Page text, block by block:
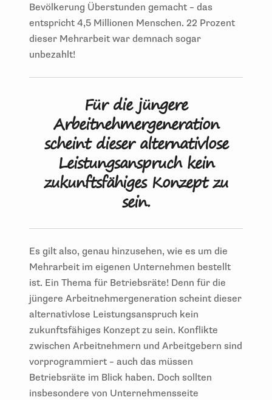
Bevölkerung Überstunden gemacht – das
entspricht 4,5 Millionen Menschen. 22 Prozent
dieser Mehrarbeit war demnach sogar
unbezahlt!
Für die jüngere
Arbeitnehmergeneration
scheint dieser alternativlose
Leistungsanspruch kein
zukunftsfähiges Konzept zu
sein.
Es gilt also, genau hinzusehen, wie es um die
Mehrarbeit im eigenen Unternehmen bestellt
ist. Ein Thema für Betriebsräte! Denn für die
jüngere Arbeitnehmergeneration scheint dieser
alternativlose Leistungsanspruch kein
zukunftsfähiges Konzept zu sein. Konflikte
zwischen Arbeitnehmern und Arbeitgebern sind
vorprogrammiert – auch das müssen
Betriebsräte im Blick haben. Doch sollten
insbesondere von Unternehmensseite